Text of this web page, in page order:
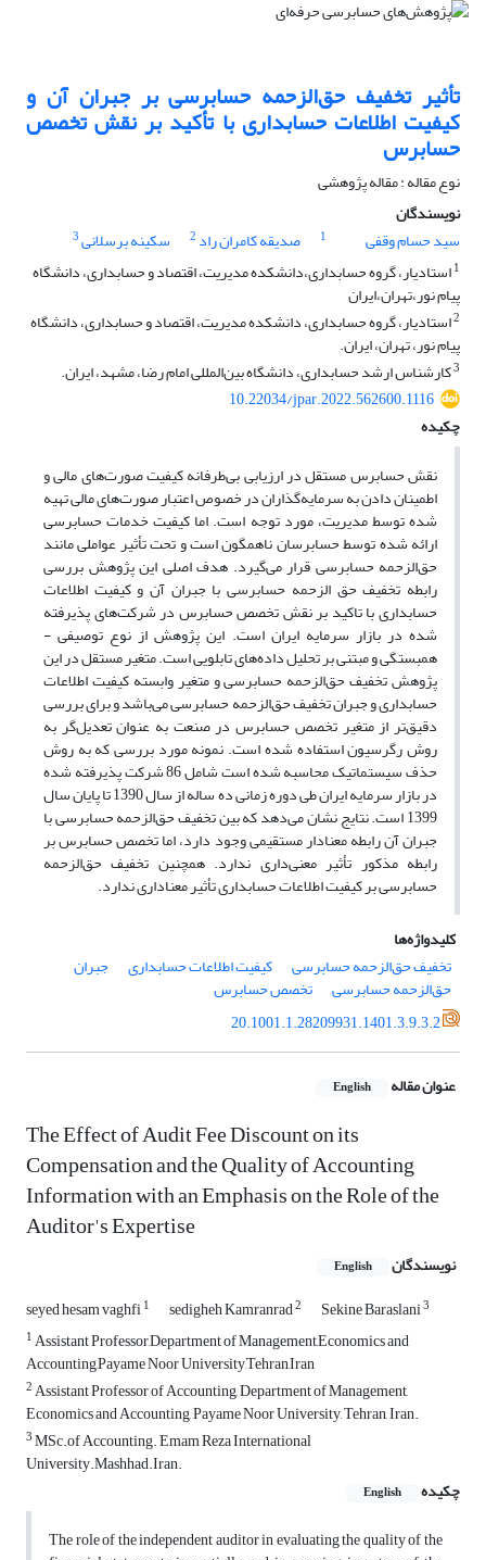
تأثیر تخفیف حق‌الزحمه حسابرسی بر جبران آن و
کیفیت اطلاعات حسابداری با تأکید بر نقش تخصص
حسابرس
نوع مقاله : مقاله پژوهشی
نویسندگان
سید حسام وقفی
1 صدیقه کامران راد 2 سکینه برسلانی3
1استادیار، گروه حسابداری،دانشکده مدیریت، اقتصاد و حسابداری، دانشگاه
پیام نور،تهران،ایران
2استادیار، گروه حسابداری، دانشکده مدیریت، اقتصاد و حسابداری، دانشگاه
پیام نور، تهران، ایران.
3کارشناس ارشد حسابداری، دانشگاه بین‌المللی امام رضا، مشهد، ایران.
10.22034/jpar.2022.562600.1116
چکیده
نقش حسابرس مستقل در ارزیابی بی‌طرفانه کیفیت صورت‌های مالی و
اطمینان دادن به سرمایه‌گذاران در خصوص اعتبار صورت‌های مالی تهیه
‌شده توسط مدیریت، مورد توجه است. اما کیفیت خدمات حسابرسی
ارائه‌ شده توسط حسابرسان ناهمگون است و تحت تأثیر عواملی مانند
حق‌الزحمه حسابرسی قرار می‌گیرد. هدف اصلی این پژوهش بررسی
رابطه تخفیف حق الزحمه حسابرسی با جبران آن و کیفیت اطلاعات
حسابداری با تاکید بر نقش تخصص حسابرس در شرکت‌های پذیرفته
شده در بازار سرمایه ایران است. این پژوهش از نوع توصیفی -
همبستگی و مبتنی بر تحلیل داده‌های تابلویی است. متغیر مستقل در این
پژوهش تخفیف حق‌الزحمه حسابرسی و متغیر وابسته کیفیت اطلاعات
حسابداری و جبران تخفیف حق‌الزحمه حسابرسی می‌باشد و برای بررسی
دقیق‌تر از متغیر تخصص حسابرس در صنعت به عنوان تعدیل‌گر به
روش رگرسیون استفاده شده است. نمونه مورد بررسی که به روش
حذف سیستماتیک محاسبه شده است شامل 86 شرکت پذیرفته شده
در بازار سرمایه ایران طی دوره زمانی ده ساله از سال 1390 تا پایان سال
1399 است. نتایج نشان می‌دهد که بین تخفیف حق‌الزحمه حسابرسی با
جبران آن رابطه معنادار مستقیمی وجود دارد، اما تخصص حسابرس بر
رابطه مذکور تأثیر معنی‌داری ندارد. همچنین تخفیف حق‌الزحمه
حسابرسی بر کیفیت اطلاعات حسابداری تأثیر معناداری ندارد.
کلیدواژه‌ها
تخفیف حق‌الزحمه حسابرسی
کیفیت اطلاعات حسابداری جبران
حق‌الزحمه حسابرسی
تخصص حسابرس
20.1001.1.28209931.1401.3.9.3.2
عنوان مقاله English
The Effect of Audit Fee Discount on its
Compensation and the Quality of Accounting
Information with an Emphasis on the Role of the
Auditor's Expertise
نویسندگان English
seyed hesam vaghfi1 sedigheh Kamranrad2 Sekine Baraslani3
1Assistant Professor,Department of Management,Economics and
Accounting,Payame Noor University,Tehran,Iran
2Assistant Professor of Accounting, Department of Management,
Economics and Accounting, Payame Noor University, Tehran, Iran.
3MSc.of Accounting. Emam Reza International
University.Mashhad.Iran.
چکیده
English
The role of the independent auditor in evaluating the quality of the